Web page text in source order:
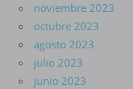
noviembre 2023
octubre 2023
agosto 2023
julio 2023
junio 2023